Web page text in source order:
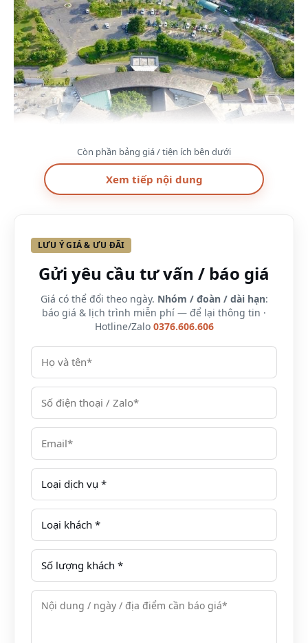
Thời gian nghỉ dưỡng: 2 ngày 1 đêm/ 3 ngày 2 đêm
Giá combo: 1.125.000/người – 2.250.000/người
Combo bao gồm:
01 hoặc 2 đêm nghỉ dưỡng hạng phòng Executive
Bữa sáng theo tiêu chuẩn phòng
01 bữa ăn chính (2N1Đ) trong ngày (bữa trưa hoặc
bữa tối) hoặc 2 bữa ăn chính (3N2Đ)
Sử dụng bể bơi ngoài trời và bể khoáng nóng
trong nhà
Khu vui chơi trẻ em, gym
Các tiện ích miễn phí theo tiêu chuẩn phòng
Điều kiện áp dụng:
Trẻ em tính theo độ tuổi:
Dưới 6 tuổi: miễn phí
Còn phần bảng giá / tiện ích bên dưới
Xem tiếp nội dung
LƯU Ý GIÁ & ƯU ĐÃI
Gửi yêu cầu tư vấn / báo giá
Giá có thể đổi theo ngày. Nhóm / đoàn / dài hạn:
báo giá & lịch trình miễn phí — để lại thông tin ·
Hotline/Zalo 0376.606.606